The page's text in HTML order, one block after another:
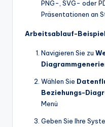
PNG-, SVG- oder
Präsentationen an
Arbeitsablauf-Beispiel
Navigieren Sie zu
Wählen Sie
Beziehungs-
Menü
Geben Sie Ihre